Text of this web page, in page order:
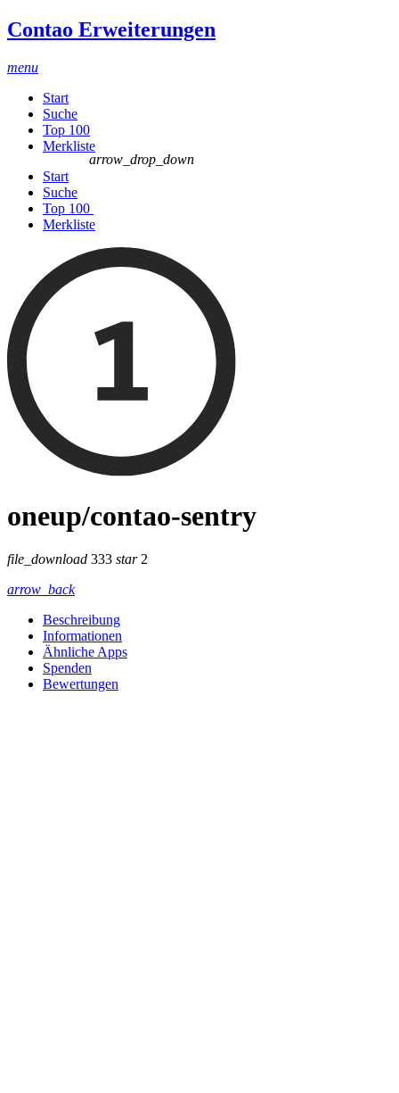
Contao Erweiterungen
menu
Start
Suche
Top 100
Merkliste
Start
Suche
Top 100
arrow_drop_down
Merkliste
oneup/contao-sentry
file_download 333 star2
arrow_back
Beschreibung
Informationen
Ähnliche Apps
Spenden
Bewertungen